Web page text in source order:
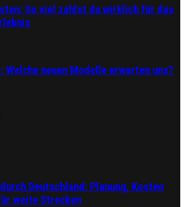
So viel zahlst du wirklich für das
Welche neuen Modelle erwarten uns?
Deutschland: Planung, Kosten
weite Strecken